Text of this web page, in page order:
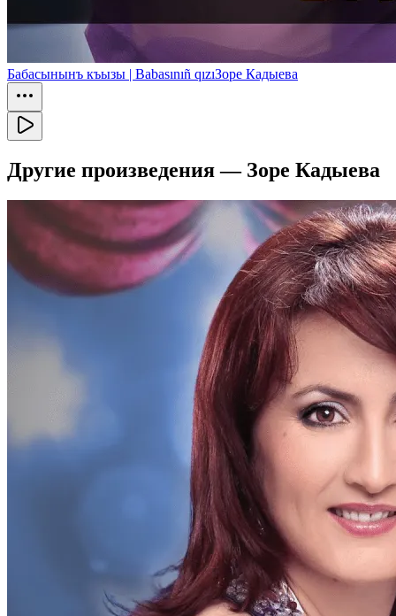
Бабасынынъ къызы | Babasınıñ qızıЗоре Кадыева
Другие произведения — Зоре Кадыева